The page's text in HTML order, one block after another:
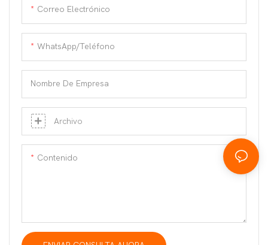
Correo Electrónico
WhatsApp/teléfono
Nombre De Empresa
Archivo
Contenido